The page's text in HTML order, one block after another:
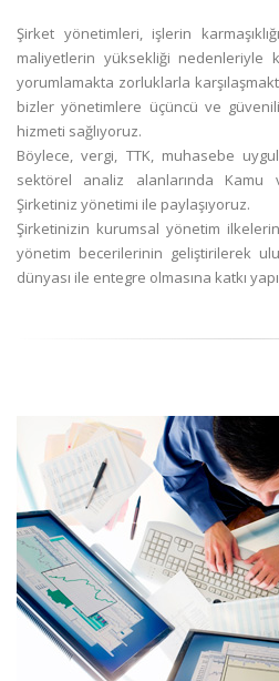
Şirket yönetimleri, işlerin
maliyetlerin yüksekliği nedenleriyle
yorumlamakta zorluklarla
bizler yönetimlere üçüncü ve
hizmeti sağlıyoruz.
Böylece, vergi, TTK, muhasebe
sektörel analiz alanlarında
Şirketiniz yönetimi ile paylaşıyoruz.
Şirketinizin kurumsal yönetim
yönetim becerilerinin geliştirilerek
dünyası ile entegre olmasına katkı